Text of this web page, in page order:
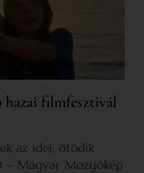
hazai filmfesztivál
az idei, ötödik
– Magyar Mozgókép